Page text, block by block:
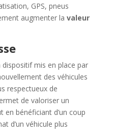
GPS, pneus
augmenter la valeur
dispositif mis en place par
des véhicules
respectueux de
de valoriser un
en bénéficiant d’un coup
d’un véhicule plus